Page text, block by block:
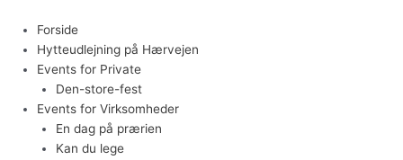
indholdet
Forside
Hytteudlejning på Hærvejen
Events for Private
Den-store-fest
Events for Virksomheder
En dag på prærien
Kan du lege
Menu